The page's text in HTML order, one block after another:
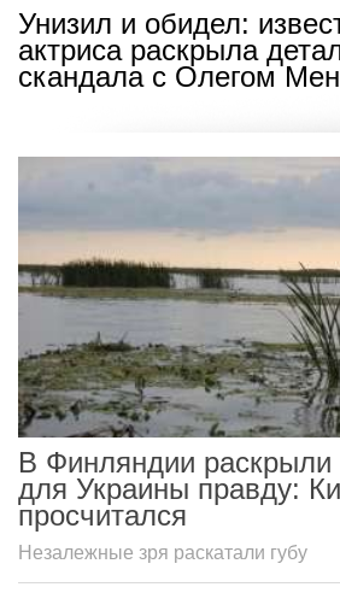
Унизил и обидел:
актриса раскрыла
скандала с Олегом
В Финляндии раскрыли
для Украины правду:
просчитался
Незалежные зря раскатали губу